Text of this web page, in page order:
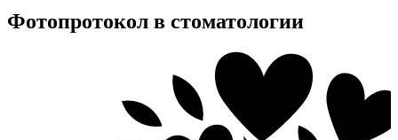
Фотопротокол в стоматологии